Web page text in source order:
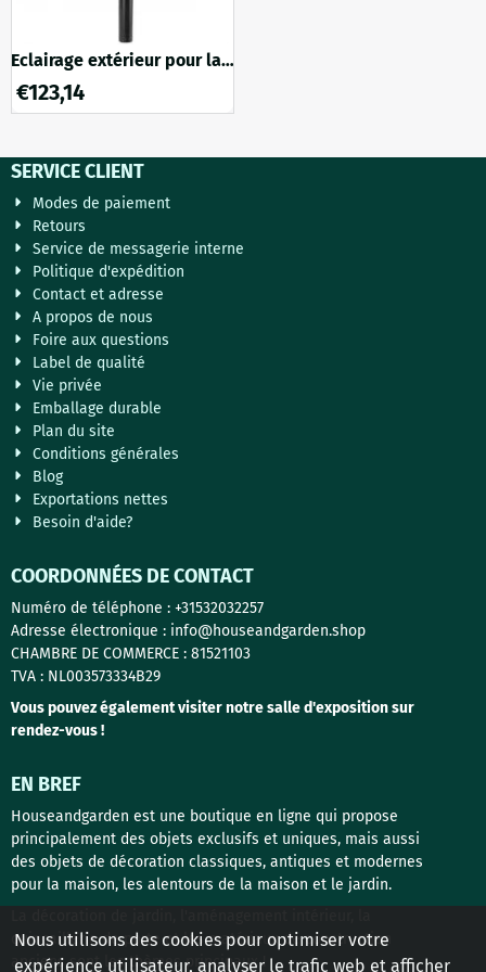
Eclairage extérieur pour la
porte d'entrée, lampe
Coach, noire
€123,14
SERVICE CLIENT
Modes de paiement
Retours
Service de messagerie interne
Politique d'expédition
Contact et adresse
A propos de nous
Foire aux questions
Label de qualité
Vie privée
Emballage durable
Plan du site
Conditions générales
Blog
Exportations nettes
Besoin d'aide?
COORDONNÉES DE CONTACT
Numéro de téléphone : +31532032257
Adresse électronique : info@houseandgarden.shop
CHAMBRE DE COMMERCE : 81521103
TVA : NL003573334B29
Vous pouvez également visiter notre salle d'exposition sur
rendez-vous !
EN BREF
Houseandgarden est une boutique en ligne qui propose
principalement des objets exclusifs et uniques, mais aussi
des objets de décoration classiques, antiques et modernes
pour la maison, les alentours de la maison et le jardin.
quincaillerie de porte et les matériaux de construction
anciens sont les thèmes principaux !
Nous utilisons des cookies pour optimiser votre
expérience utilisateur, analyser le trafic web et afficher